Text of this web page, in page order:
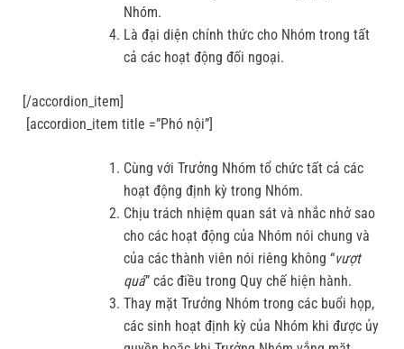
Nhóm.
Là đại diện chính thức cho Nhóm trong tất
cả các hoạt động đối ngoại.
[/accordion_item]
[accordion_item title =”Phó nội”]
Cùng với Trưởng Nhóm tổ chức tất cả các
hoạt động định kỳ trong Nhóm.
Chịu trách nhiệm quan sát và nhắc nhở sao
cho các hoạt động của Nhóm nói chung và
của các thành viên nói riêng không “vượt
quá” các điều trong Quy chế hiện hành.
Thay mặt Trưởng Nhóm trong các buổi họp,
các sinh hoạt định kỳ của Nhóm khi được ủy